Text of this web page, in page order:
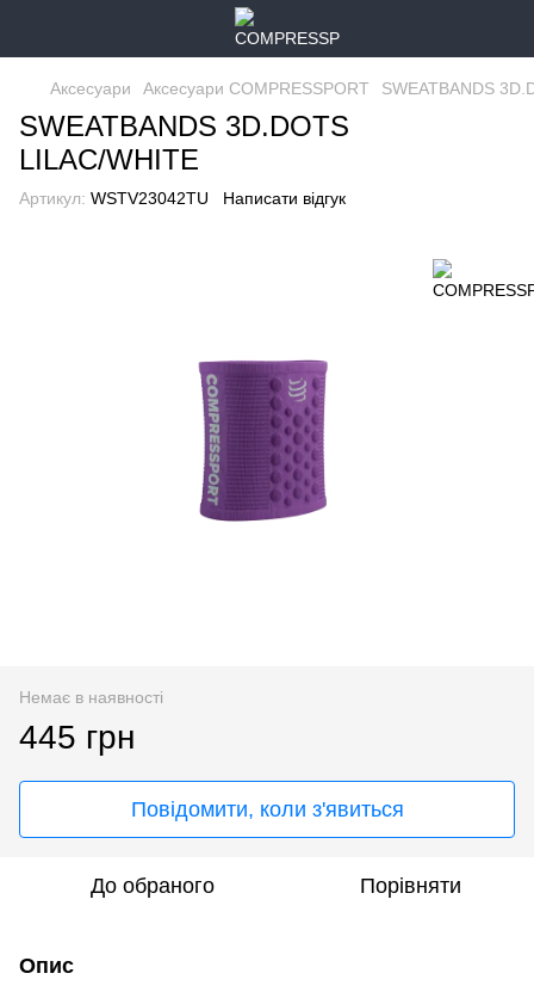
Аксесуари Аксесуари COMPRESSPORT SWEATBANDS
SWEATBANDS 3D.DOTS
LILAC/WHITE
Артикул: WSTV23042TU Написати відгук
Немає в наявності
445 грн
Повідомити, коли з'явиться
До обраного Порівняти
Опис